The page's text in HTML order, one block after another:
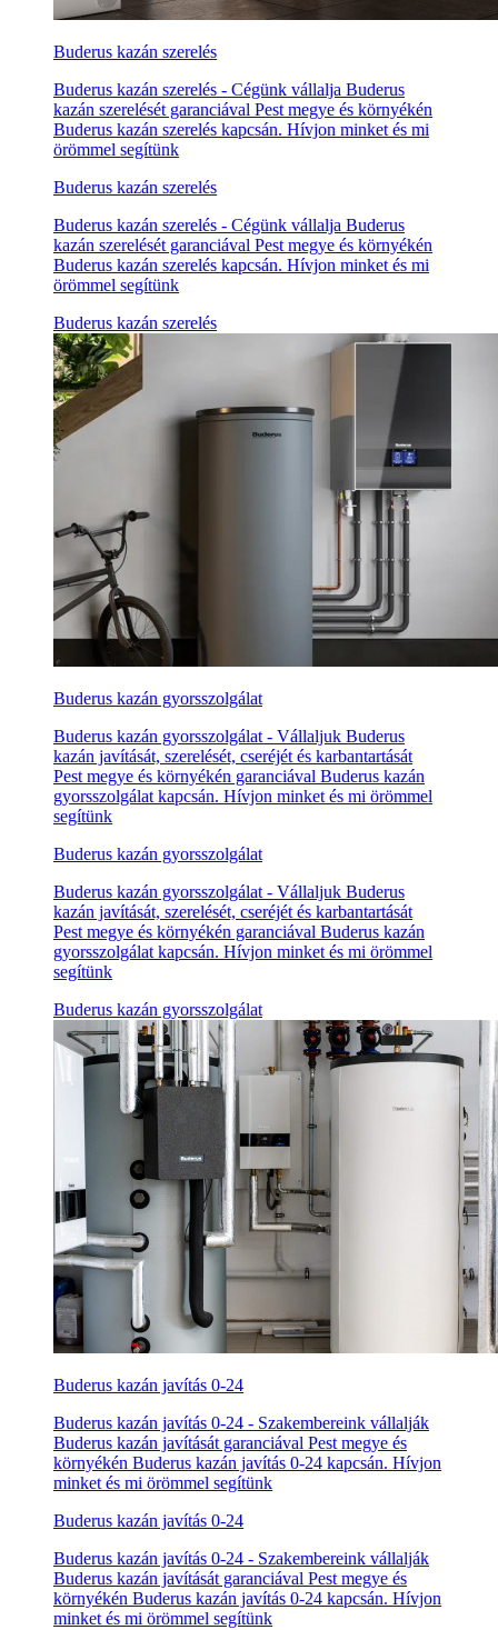
Buderus kazán szerelés
Buderus kazán szerelés - Cégünk vállalja Buderus
kazán szerelését garanciával Pest megye és környékén
Buderus kazán szerelés kapcsán. Hívjon minket és mi
örömmel segítünk
Buderus kazán szerelés
Buderus kazán szerelés - Cégünk vállalja Buderus
kazán szerelését garanciával Pest megye és környékén
Buderus kazán szerelés kapcsán. Hívjon minket és mi
örömmel segítünk
Buderus kazán szerelés
Buderus kazán gyorsszolgálat
Buderus kazán gyorsszolgálat - Vállaljuk Buderus
kazán javítását, szerelését, cseréjét és karbantartását
Pest megye és környékén garanciával Buderus kazán
gyorsszolgálat kapcsán. Hívjon minket és mi örömmel
segítünk
Buderus kazán gyorsszolgálat
Buderus kazán gyorsszolgálat - Vállaljuk Buderus
kazán javítását, szerelését, cseréjét és karbantartását
Pest megye és környékén garanciával Buderus kazán
gyorsszolgálat kapcsán. Hívjon minket és mi örömmel
segítünk
Buderus kazán gyorsszolgálat
Buderus kazán javítás 0-24
Buderus kazán javítás 0-24 - Szakembereink vállalják
Buderus kazán javítását garanciával Pest megye és
környékén Buderus kazán javítás 0-24 kapcsán. Hívjon
minket és mi örömmel segítünk
Buderus kazán javítás 0-24
Buderus kazán javítás 0-24 - Szakembereink vállalják
Buderus kazán javítását garanciával Pest megye és
környékén Buderus kazán javítás 0-24 kapcsán. Hívjon
minket és mi örömmel segítünk